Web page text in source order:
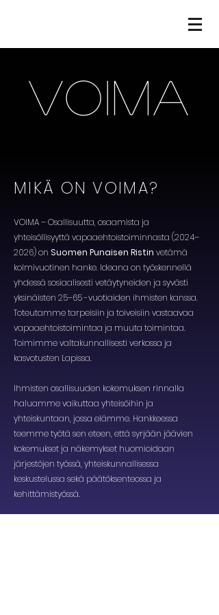
VOIMA
MIKÄ ON VOIMA?
VOIMA – Osallisuutta, osaamista ja
yhteisöllisyyttä vapaaehtoistoiminnasta (2024–
2026) on Suomen Punaisen Ristin vetämä
kolmivuotinen hanke. Ideana on työskennellä
yhdessä sosiaalisesti vetäytyneiden ja syvästi
yksinäisten 25–65 -vuotiaiden ihmisten kanssa.
Toteutamme tarpeisiin ja toiveisiin vastaavaa
vapaaehtoistoimintaa ja muuta toimintaa.
Toimimme valtakunnallisesti verkossa ja
kasvotusten Lapissa.​
​Ihmisten osallisuuden kokemuksen rinnalla
haluamme vaikuttaa yhteisöihin ja
yhteiskuntaan, jossa elämme. Hankkeessa
teemme työtä sen eteen, että syrjään jäävien
kokemukset ja näkemykset huomioidaan
järjestöjen työssä, yhteiskunnallisessa
keskustelussa sekä päätöksenteossa ja
kehittämistyössä.